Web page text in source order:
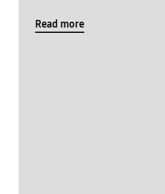
Read more